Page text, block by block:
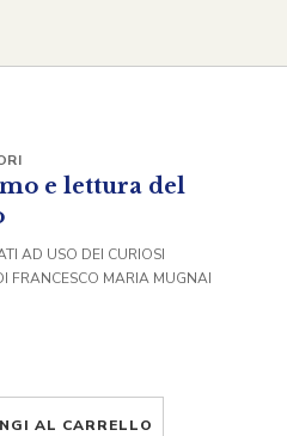
e lettura del
AD USO DEI CURIOSI
FRANCESCO MARIA MUGNAI
AL CARRELLO